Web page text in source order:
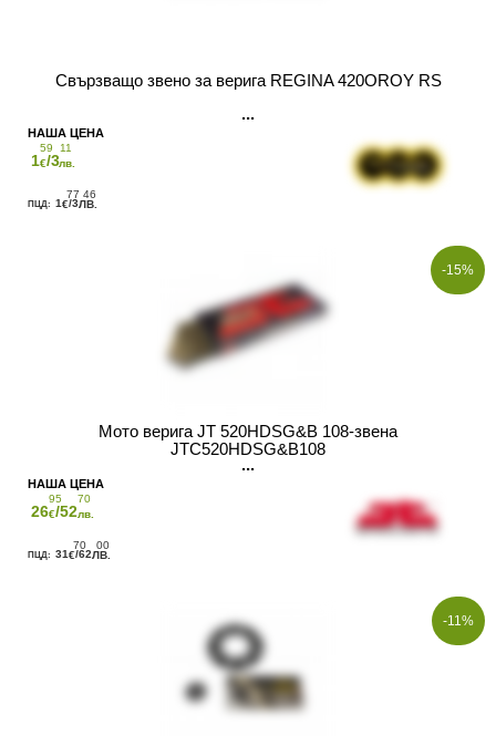
Свързващо звено за верига REGINA 420OROY RS
1
59
€/3
11
лв.
1
77
€/3
46
ЛВ.
-15%
Мото верига JT 520HDSG&B 108-звена
JTC520HDSG&B108
26
95
€/52
70
лв.
31
70
€/62
00
ЛВ.
-11%